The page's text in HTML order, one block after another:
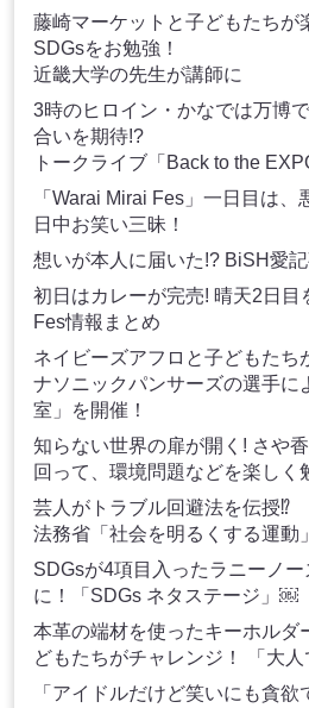
藤崎マーケットと子どもたちが
SDGsをお勉強！
近畿大学の先生が講師に
3時のヒロイン・かなでは万博
合いを期待!?
トークライブ「Back to the
「Warai Mirai Fes」一日目は
日中お笑い三昧！
想いが本人に届いた!? BiSH愛
初日はカレーが完売! 晴天2日目
Fes情報まとめ
ネイビーズアフロと子どもたち
ナソニックパンサーズの選手に
室」を開催！
知らない世界の扉が開く! さや
回って、環境問題などを楽しく
芸人がトラブル回避法を伝授⁉
法務省「社会を明るくする運動
SDGsが4項目入ったラニーノ
に！「SDGs ネタステージ」￼
本革の端材を使ったキーホルダ
どもたちがチャレンジ！ 「大人
「アイドルだけど笑いにも貪欲